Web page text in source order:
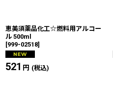
恵美須薬品化工☆燃料用アルコー
ル 500ml
[999-02518]
521 円 (税込)